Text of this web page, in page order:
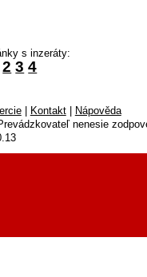
s inzeráty:
2 3 4
| Kontakt|
Nápověda
nenesie